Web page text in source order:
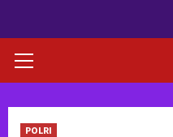
Menu
POLRI